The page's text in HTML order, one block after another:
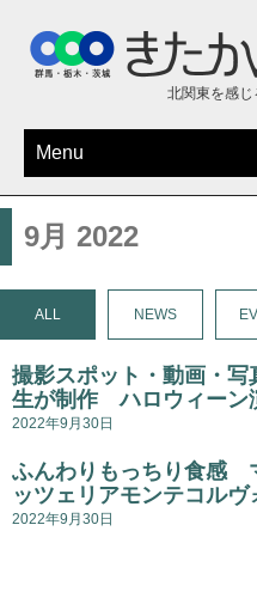
北関東を感じ
Menu
9月 2022
ALL NEWS
撮影スポット・動画・
生が制作 ハロウィーン
2022年9月30日
ふんわりもっちり食感
ッツェリアモンテコルヴ
2022年9月30日